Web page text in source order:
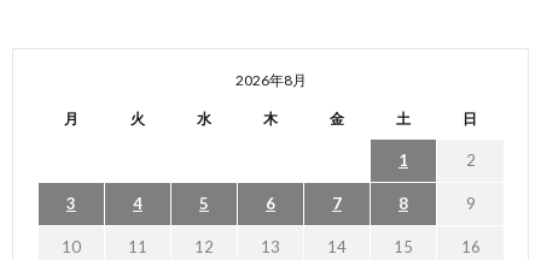
2026年8月
月 火 水 木 金 土 日
1 2
3 4 5 6 7 8 9
10 11 12 13 14 15 16